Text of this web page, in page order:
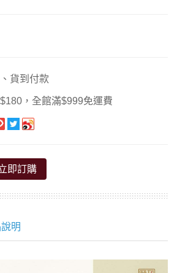
貨到付款
，全館滿$999免運費
即訂購
明